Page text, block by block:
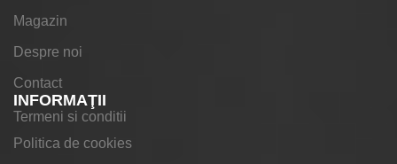
Magazin
Despre noi
Contact
INFORMAŢII
Termeni si conditii
Politica de cookies